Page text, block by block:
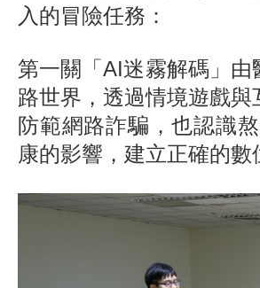
入的冒險任務：
第一關「AI迷霧解碼」
路世界，透過情境遊戲
防範網路詐騙，也認識
康的影響，建立正確的